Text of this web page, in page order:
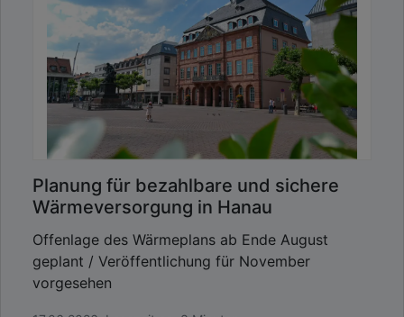
Planung für bezahlbare und sichere
Wärmeversorgung in Hanau
Offenlage des Wärmeplans ab Ende August
geplant / Veröffentlichung für November
vorgesehen